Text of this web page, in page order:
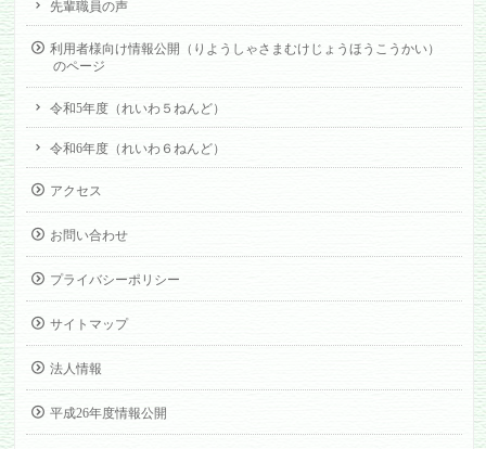
先輩職員の声
利用者様向け情報公開（りようしゃさまむけじょうほうこうかい）
のページ
令和5年度（れいわ５ねんど）
令和6年度（れいわ６ねんど）
アクセス
お問い合わせ
プライバシーポリシー
サイトマップ
法人情報
平成26年度情報公開